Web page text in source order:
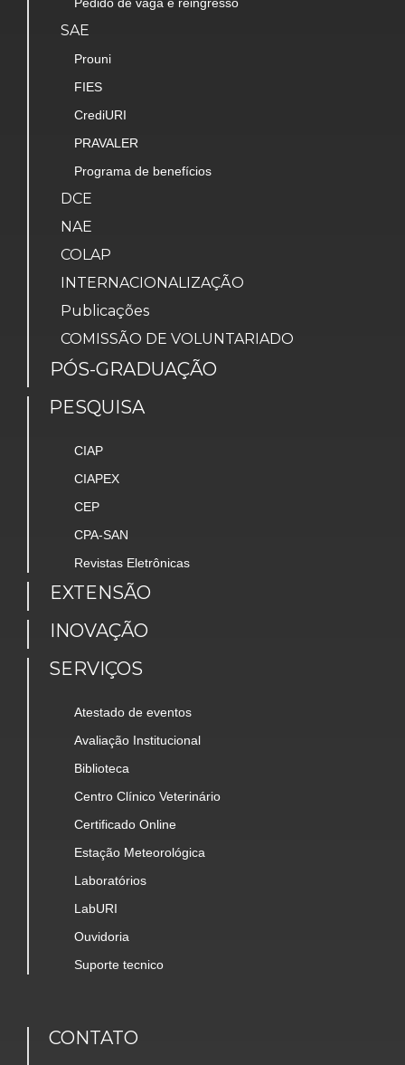
SAE
Prouni
FIES
CrediURI
PRAVALER
Programa de benefícios
DCE
NAE
COLAP
INTERNACIONALIZAÇÃO
Publicações
COMISSÃO DE VOLUNTARIADO
PÓS-GRADUAÇÃO
PESQUISA
CIAP
CIAPEX
CEP
CPA-SAN
Revistas Eletrônicas
EXTENSÃO
INOVAÇÃO
SERVIÇOS
Atestado de eventos
Avaliação Institucional
Biblioteca
Centro Clínico Veterinário
Certificado Online
Estação Meteorológica
Laboratórios
LabURI
Ouvidoria
Suporte tecnico
CONTATO